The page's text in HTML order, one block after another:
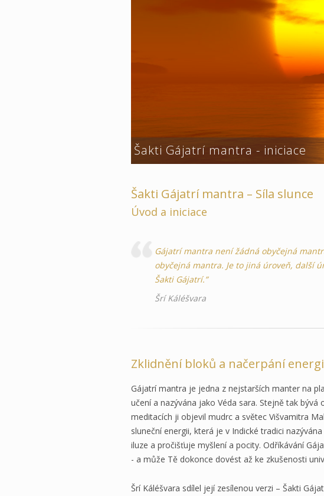
Šakti Gájatrí mantra - iniciace
Šakti Gájatrí mantra – Síla slunce
Úvod a iniciace
Gájatrí mantra není žádná obyčejná
obyčejná mantra. Je to jiná úroveň, další
Šakti Gájatrí.”
Šrí Káléšvara
Zklidnění bloků a načerpání
Gájatrí mantra je jedna z nejstarších manter na
učení a nazývána jako Véda sara. Stejně tak bývá
meditacích ji objevil mudrc a světec Višvamitra
sluneční energii, která je v Indické tradici
iluze a pročišťuje myšlení a pocity. Odříkávání
- a může Tě dokonce dovést až ke zkušenosti
Šrí Káléšvara sdílel její zesílenou verzi – Šakti